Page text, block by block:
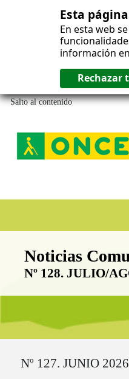
Esta
En esta web
información
Salto al contenido
Boletín
Noticias
Nº 128. JULIO/
Nº 127. JUNIO 2026